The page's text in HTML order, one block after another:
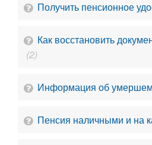
Получить пенсионное
Как восстановить
(2)
Информация об умершем
Пенсия наличными и на